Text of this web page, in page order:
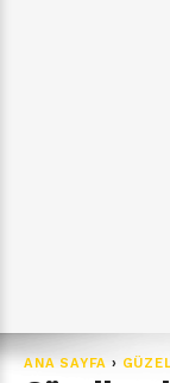
ANA SAYFA ›